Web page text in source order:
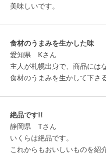
美味しいです。
食材のうまみを生かした味
愛知県 Kさん
主人が札幌出身で、商品には
食材のうまみを生かして下さ
絶品です!!
静岡県 Tさん
いくらは絶品です。
これからもおいしいものを紹